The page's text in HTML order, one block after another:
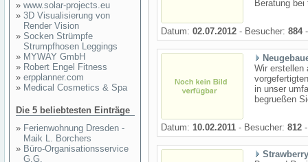
» www.solar-projects.eu
» 3D Visualisierung von
Render Vision
» Socken Strümpfe
Strumpfhosen Leggings
» MYWAY GmbH
» Robert Engel Fitness
» erpplanner.com
» Medical Cosmetics & Spa
Die 5 beliebtesten Einträge
» Ferienwohnung Dresden -
Maik L. Borchers
» Büro-Organisationsservice
G.G.
Beratung
Datum: 02.07.2012 - Besucher: 884-
Wir erstellen
in unser
begrueßen
Datum: 10.02.2011 - Besucher: 812